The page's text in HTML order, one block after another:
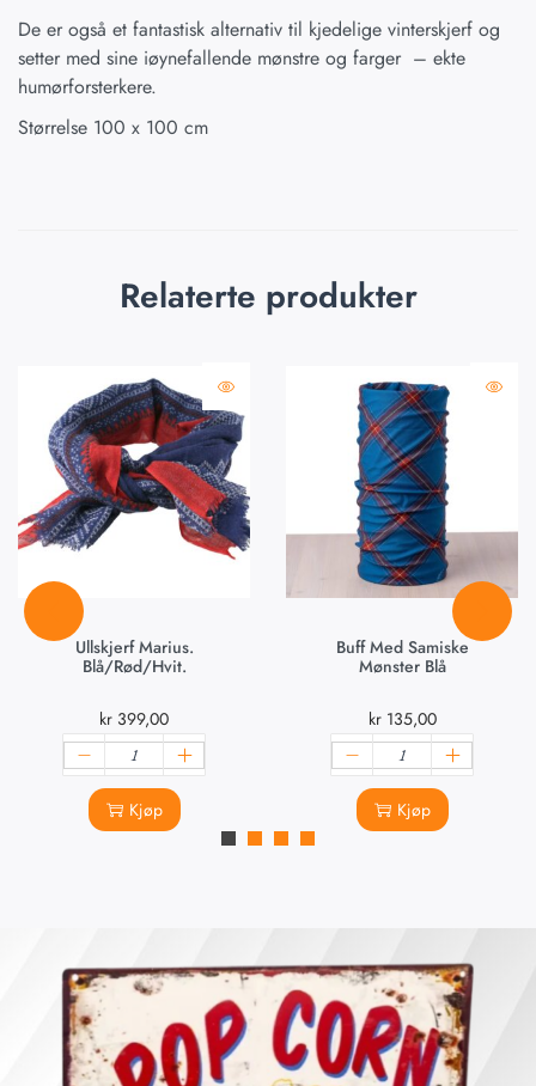
De er også et fantastisk alternativ til kjedelige vinterskjerf og
setter med sine iøynefallende mønstre og farger – ekte
humørforsterkere.
Størrelse 100 x 100 cm
Relaterte produkter
Ullskjerf Marius.
Blå/rød/hvit.
kr 399,00
Kjøp
Buff Med Samiske
Mønster Blå
kr135,00
Kjøp